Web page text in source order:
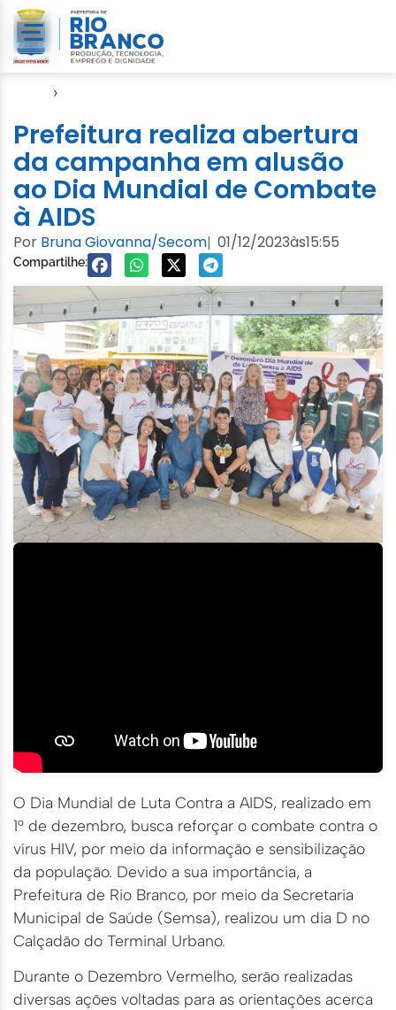
›
Prefeitura realiza abertura
da campanha em alusão
ao Dia Mundial de Combate
à AIDS
Por Bruna Giovanna/Secom| 01/12/2023às15:55
Compartilhe:
O Dia Mundial de Luta Contra a AIDS, realizado em
1° de dezembro, busca reforçar o combate contra o
vírus HIV, por meio da informação e sensibilização
da população. Devido a sua importância, a
Prefeitura de Rio Branco, por meio da Secretaria
Municipal de Saúde (Semsa), realizou um dia D no
Calçadão do Terminal Urbano.
Durante o Dezembro Vermelho, serão realizadas
diversas ações voltadas para as orientações acerca